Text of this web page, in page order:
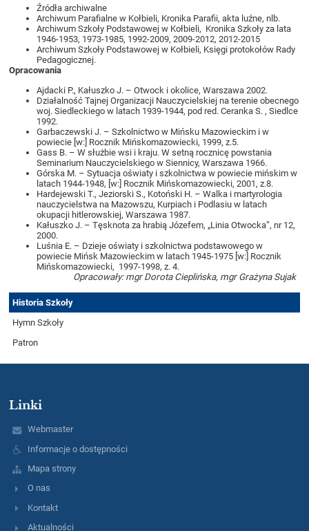
Źródła archiwalne
Archiwum Parafialne w Kołbieli, Kronika Parafii, akta luźne, nlb.
Archiwum Szkoły Podstawowej w Kołbieli, Kronika Szkoły za lata
1946-1953, 1973-1985, 1992-2009, 2009-2012, 2012-2015
Archiwum Szkoły Podstawowej w Kołbieli, Księgi protokołów Rady
Pedagogicznej.
Opracowania
Ajdacki P., Kałuszko J. – Otwock i okolice, Warszawa 2002.
Działalność Tajnej Organizacji Nauczycielskiej na terenie obecnego
woj. Siedleckiego w latach 1939-1944, pod red. Ceranka S. , Siedlce
1992.
Garbaczewski J. – Szkolnictwo w Mińsku Mazowieckim i w
powiecie [w:] Rocznik Mińskomazowiecki, 1999, z.5.
Gass B. – W służbie wsi i kraju. W setną rocznicę powstania
Seminarium Nauczycielskiego w Siennicy, Warszawa 1966.
Górska M. – Sytuacja oświaty i szkolnictwa w powiecie mińskim w
latach 1944-1948, [w:] Rocznik Mińskomazowiecki, 2001, z.8.
Hardejewski T., Jeziorski S., Kotoński H. – Walka i martyrologia
nauczycielstwa na Mazowszu, Kurpiach i Podlasiu w latach
okupacji hitlerowskiej, Warszawa 1987.
Kałuszko J. – Tęsknota za hrabią Józefem, „Linia Otwocka”, nr 12,
2000.
Luśnia E. – Dzieje oświaty i szkolnictwa podstawowego w
powiecie Mińsk Mazowieckim w latach 1945-1975 [w:] Rocznik
Mińskomazowiecki, 1997-1998, z. 4.
Opracowały: mgr Dorota Cieplińska, mgr Grażyna Sujak
Historia Szkoły
Hymn Szkoły
Patron
Linki
Webmaster
Informacje o dostępności
Mapa strony
O nas
Kontakt
Aktualności